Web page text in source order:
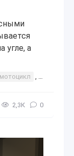
угле, а
мотоцикл ,
2,3К 0